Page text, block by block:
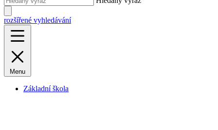
rozšířené vyhledávání
Menu
Základní škola